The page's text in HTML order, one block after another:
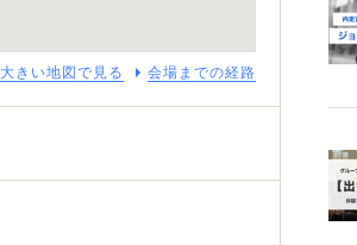
大きい地図で見る 会場までの経路